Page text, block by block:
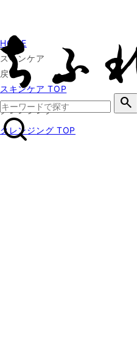
search
HOME
スキンケア
戻る
スキンケア TOP
クレンジング
クレンジング TOP